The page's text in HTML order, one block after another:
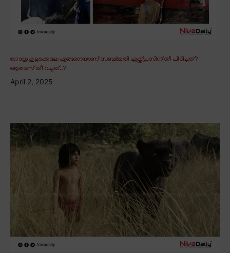
ഗോധ്ര കൂട്ടക്കൊല; എങ്ങനെയാണ് സബർമതി എക്സ്പ്രസിന് തീ പിടിച്ചത്?
ആരാണ് തീ വച്ചത്..?
April 2, 2025